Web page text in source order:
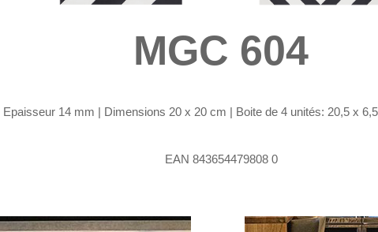
MGC 604
Epaisseur 14 mm | Dimensions 20 x 20 cm | Boite de 4 unités: 20,5 x
EAN 843654479808 0